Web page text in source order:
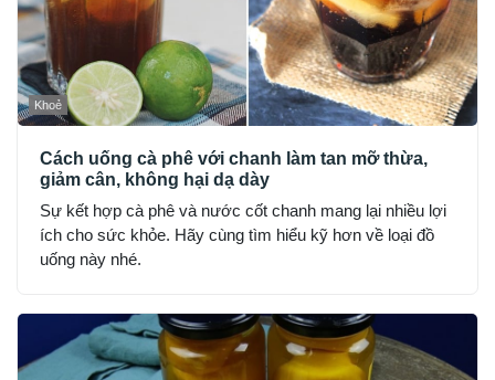
Khoẻ
Cách uống cà phê với chanh làm tan mỡ thừa,
giảm cân, không hại dạ dày
Sự kết hợp cà phê và nước cốt chanh mang lại nhiều lợi
ích cho sức khỏe. Hãy cùng tìm hiểu kỹ hơn về loại đồ
uống này nhé.